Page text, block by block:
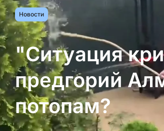
Новости
"Ситуация
предгорий
потопам?